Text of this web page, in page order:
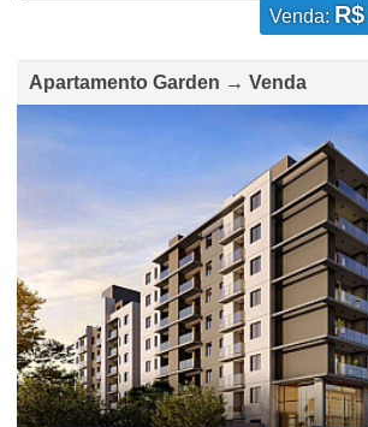
Venda:
Apartamento Garden → Venda